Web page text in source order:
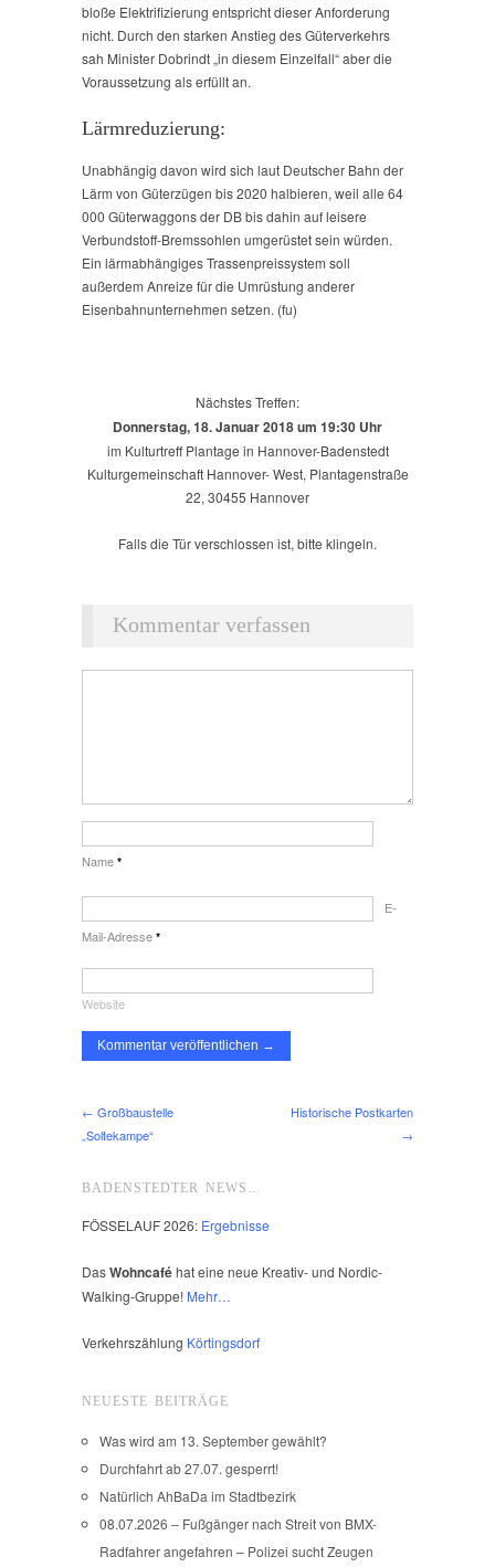
bloße Elektrifizierung entspricht dieser Anforderung
nicht. Durch den starken Anstieg des Güterverkehrs
sah Minister Dobrindt „in diesem Einzelfall“ aber die
Voraussetzung als erfüllt an.
Lärmreduzierung:
Unabhängig davon wird sich laut Deutscher Bahn der
Lärm von Güterzügen bis 2020 halbieren, weil alle 64
000 Güterwaggons der DB bis dahin auf leisere
Verbundstoff-Bremssohlen umgerüstet sein würden.
Ein lärmabhängiges Trassenpreissystem soll
außerdem Anreize für die Umrüstung anderer
Eisenbahnunternehmen setzen. (fu)
Nächstes Treffen:
Donnerstag, 18. Januar 2018 um 19:30 Uhr
im Kulturtreff Plantage in Hannover-Badenstedt
Kulturgemeinschaft Hannover- West, Plantagenstraße
22, 30455 Hannover
Falls die Tür verschlossen ist, bitte klingeln.
Kommentar verfassen
Name *
E-
Mail-Adresse *
Website
← Großbaustelle
„Soltekampe“
Historische Postkarten
→
BADENSTEDTER NEWS…
FÖSSELAUF 2026: Ergebnisse
DasWohncaféhat eine neue Kreativ- und Nordic-
Walking-Gruppe! Mehr…
Verkehrszählung Körtingsdorf
NEUESTE BEITRÄGE
Was wird am 13. September gewählt?
Durchfahrt ab 27.07. gesperrt!
Natürlich AhBaDa im Stadtbezirk
08.07.2026 – Fußgänger nach Streit von BMX-
Radfahrer angefahren – Polizei sucht Zeugen